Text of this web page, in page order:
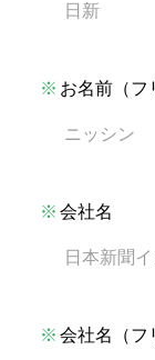
お名前（フ
会社名
会社名（フ